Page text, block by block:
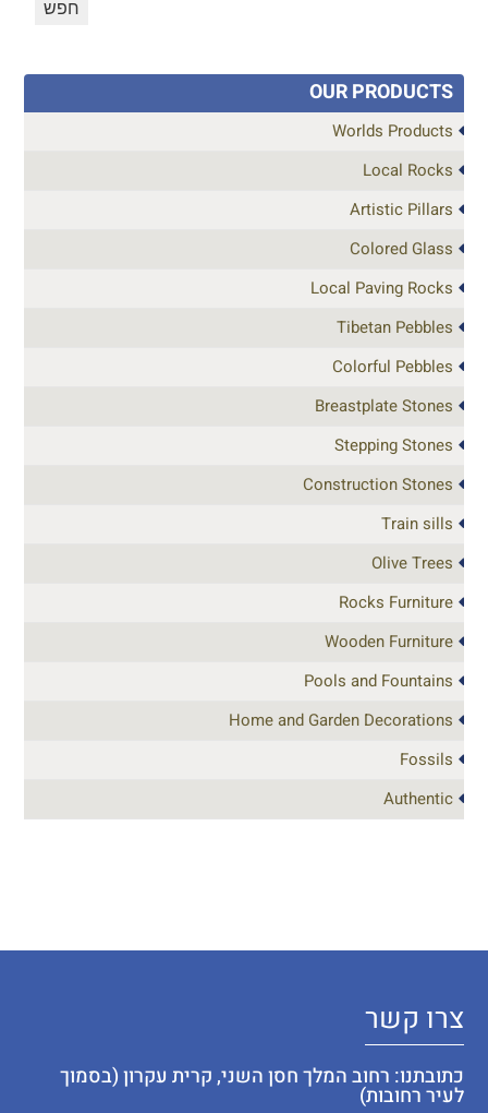
OUR PRODUCTS
Worlds Products
Local Rocks
Artistic Pillars
Colored Glass
Local Paving Rocks
Tibetan Pebbles
Colorful Pebbles
Breastplate Stones
Stepping Stones
Construction Stones
Train sills
Olive Trees
Rocks Furniture
Wooden Furniture
Pools and Fountains
Home and Garden Decorations
Fossils
Authentic
צרו קשר
כתובתנו: רחוב המלך חסן השני, קרית עקרון (בסמוך
לעיר רחובות)